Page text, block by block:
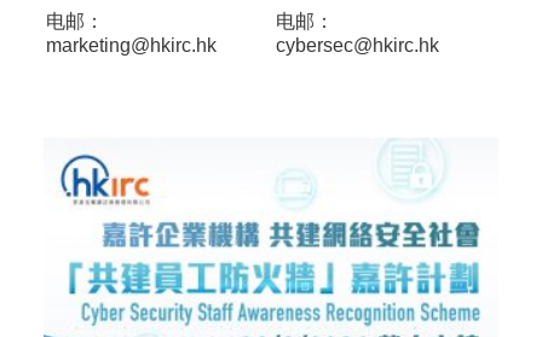
电邮：
marketing@hkirc.hk
电邮：
cybersec@hkirc.hk